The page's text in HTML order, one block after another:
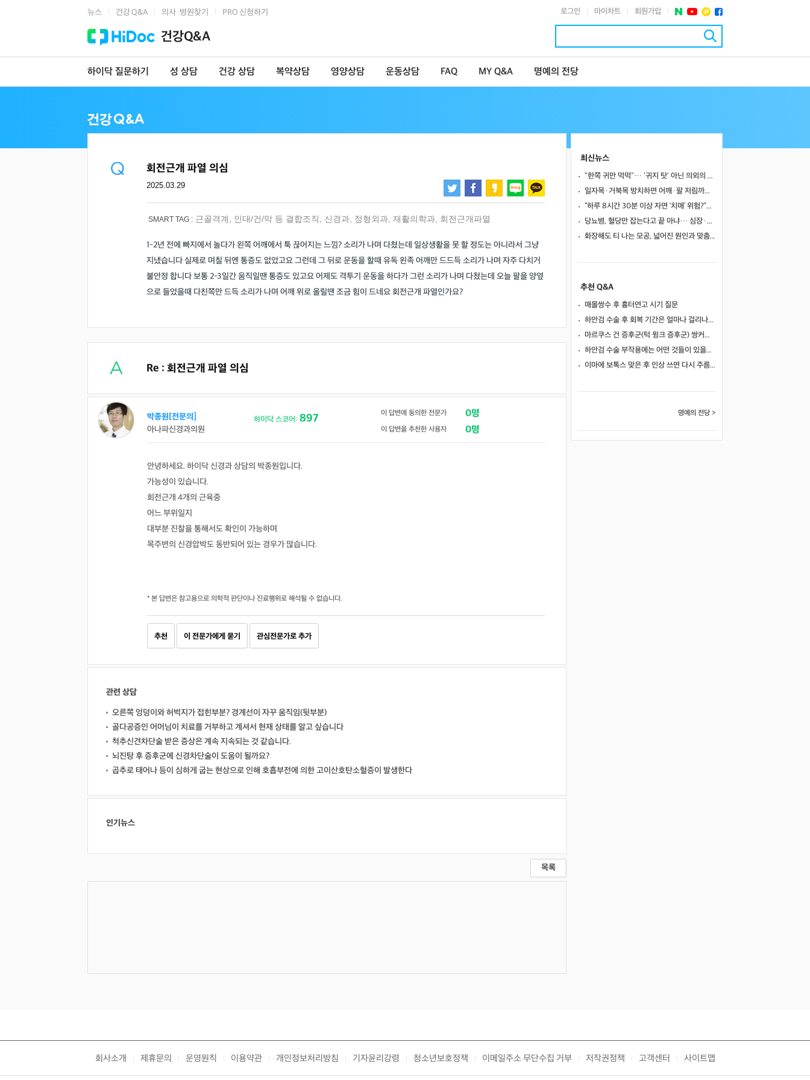
뉴스 건강 Q&A 의사·병원찾기 PRO 신청하기 로그인 마이차트 회원가입
건강Q&A
하이닥 질문하기 성 상담 건강 상담 복약상담 영양상담 운동상담 FAQ MY Q&A 명예의 전당
회전근개 파열 의심
2025.03.29
SMART TAG : 근골격계 인대/건/막 등 결합조직 신경과 정형외과 재활의학과 회전근개파열
1-2년 전에 빠지에서 놀다가 왼쪽 어깨에서 툭 끊어지는 느낌? 소리가 나며 다쳤는데 일상생활을 못 할 정도는 아니라서 그냥
지냈습니다 실제로 며칠 뒤엔 통증도 없었고요 그런데 그 뒤로 운동을 할때 유독 왼족 어깨만 드드득 소리가 나며 자주 다치거
불안정 합니다 보통 2-3일간 움직일땐 통증도 있고요 어제도 격투기 운동을 하다가 그런 소리가 나며 다쳤는데 오늘 팔을 양옆
으로 들었을때 다친쪽만 드득 소리가 나며 어깨 위로 올릴땐 조금 힘이 드네요 회전근개 파열인가요?
Re : 회전근개 파열 의심
박종원[전문의]
아나파신경과의원
하이닥 스코어: 897 이 답변에 동의한 전문가 0명
이 답변을 추천한 사용자 0명
안녕하세요. 하이닥 신경과 상담의 박종원입니다.
가능성이 있습니다.
회전근개 4개의 근육중
어느 부위일지
대부분 진찰을 통해서도 확인이 가능하며
목주변의 신경압박도 동반되어 있는 경우가 많습니다.
* 본 답변은 참고용으로 의학적 판단이나 진료행위로 해석될 수 없습니다.
추천 이 전문가에게 묻기 관심전문가로 추가
관련 상담
오른쪽 엉덩이와 허벅지가 접힌부분? 경계선이 자꾸 움직임(뒷부분)
골다공증인 어머님이 치료를 거부하고 계셔서 현재 상태를 알고 싶습니다
척추신견차단술 받은 증상은 계속 지속되는 것 같습니다.
뇌진탕 후 증후군에 신경차단술이 도움이 될까요?
곱추로 태어나 등이 심하게 굽는 현상으로 인해 호흡부전에 의한 고이산호탄소혈증이 발생한다
인기뉴스
목록
최신뉴스
"한쪽 귀만 먹먹"… '귀지 탓' 아닌 의외의 원인 4가지
일자목·거북목 방치하면 어깨·팔 저림까지…초기 관리가 중요한 이유
“하루 8시간 30분 이상 자면 ‘치매’ 위험?”… 혈액 속 알츠하이머 단백질 늘었다
당뇨병, 혈당만 잡는다고 끝 아냐… 심장·신장·발 건강 관리까지 챙겨야
화장해도 티 나는 모공, 넓어진 원인과 맞춤 치료법
추천 Q&A
매몰쌍수 후 흉터연고 시기 질문
하안검 수술 후 회복 기간은 얼마나 걸리나요?
마르쿠스 건 증후군(턱 윙크 증후군) 쌍커풀 수술 가능 여부
하안검 수술 부작용에는 어떤 것들이 있을까요?
이마에 보톡스 맞은 후 인상 쓰면 다시 주름이 생길까요?
명예의 전당 >
회사소개 제휴문의 운영원칙 이용약관 개인정보처리방침 기자윤리강령 청소년보호정책 이메일주소 무단수집 거부 저작권정책 고객센터 사이트맵